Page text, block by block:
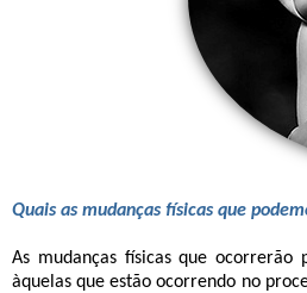
Quais as mudanças físicas que
As mudanças físicas que
àquelas que estão ocorrendo no